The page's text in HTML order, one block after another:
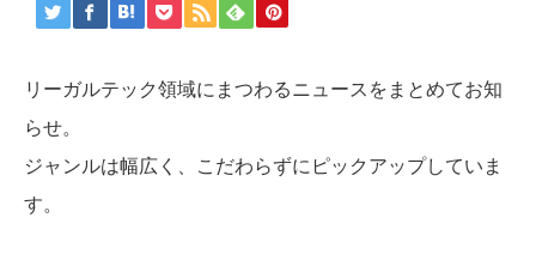
リーガルテック領域にまつわるニュースをまとめてお知
らせ。
ジャンルは幅広く、こだわらずにピックアップしていま
す。